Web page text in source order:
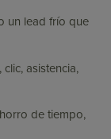
un lead frío que
clic, asistencia,
de tiempo,